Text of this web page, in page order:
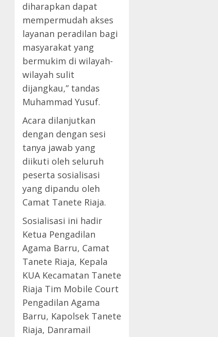
diharapkan dapat
mempermudah akses
layanan peradilan bagi
masyarakat yang
bermukim di wilayah-
wilayah sulit
dijangkau,” tandas
Muhammad Yusuf.
Acara dilanjutkan
dengan dengan sesi
tanya jawab yang
diikuti oleh seluruh
peserta sosialisasi
yang dipandu oleh
Camat Tanete Riaja.
Sosialisasi ini hadir
Ketua Pengadilan
Agama Barru, Camat
Tanete Riaja, Kepala
KUA Kecamatan Tanete
Riaja Tim Mobile Court
Pengadilan Agama
Barru, Kapolsek Tanete
Riaja, Danramail